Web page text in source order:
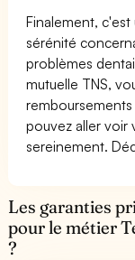
Finalement,
sérénité
problèmes
mutuelle TNS,
pouvez aller voir
sereinement.
Les garanties
pour le métier
?